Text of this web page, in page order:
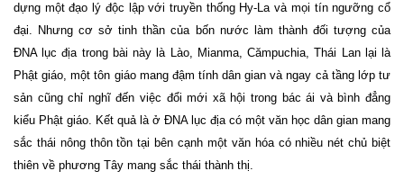
dựng một đạo lý độc lập với truyền thống Hy-La và mọi tín ngưỡng cổ
đại. Nhưng cơ sở tinh thần của bốn nước làm thành đối tượng của
ĐNA lục địa trong bài này là Lào, Mianma, Cămpuchia, Thái Lan lại là
Phật giáo, một tôn giáo mang đậm tính dân gian và ngay cả tầng lớp tư
sản cũng chỉ nghĩ đến việc đổi mới xã hội trong bác ái và bình đẳng
kiểu Phật giáo. Kết quả là ở ĐNA lục địa có một văn học dân gian mang
sắc thái nông thôn tồn tại bên cạnh một văn hóa có nhiều nét chủ biệt
thiên về phương Tây mang sắc thái thành thị.